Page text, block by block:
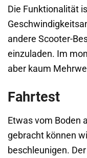
Die Funktionalität
andere Scooter-
einzuladen. Im
aber kaum
Fahrtest
Etwas vom Boden
gebracht können
beschleunigen.